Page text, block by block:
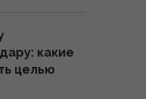
среди
какие
целью